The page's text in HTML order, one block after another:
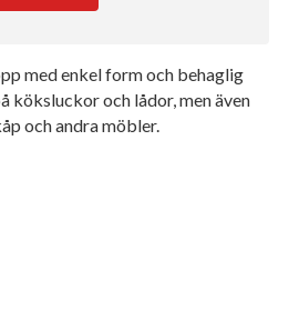
med enkel form och behaglig
köksluckor och lådor, men även
och andra möbler.